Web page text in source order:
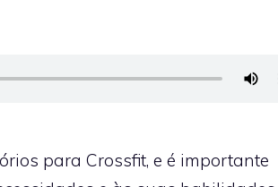
para Crossfit, e é importante